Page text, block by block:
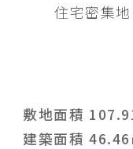
住宅密集
敷地面積
建築面積